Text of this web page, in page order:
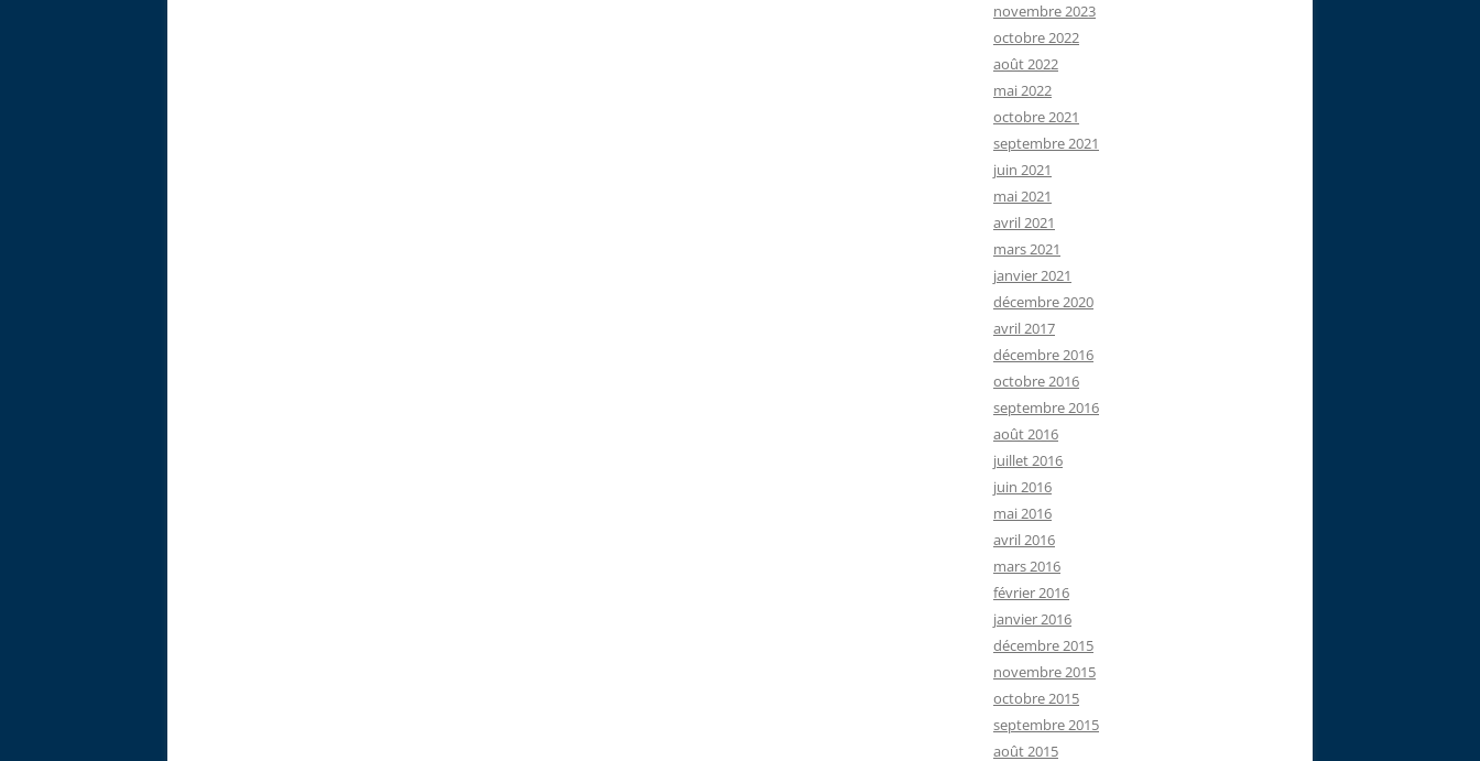
novembre 2023
octobre 2022
août 2022
mai 2022
octobre 2021
septembre 2021
juin 2021
mai 2021
avril 2021
mars 2021
janvier 2021
décembre 2020
avril 2017
décembre 2016
octobre 2016
septembre 2016
août 2016
juillet 2016
juin 2016
mai 2016
avril 2016
mars 2016
février 2016
janvier 2016
décembre 2015
novembre 2015
octobre 2015
septembre 2015
août 2015